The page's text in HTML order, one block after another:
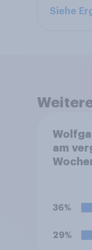
Siehe
am
wird
36%
29%